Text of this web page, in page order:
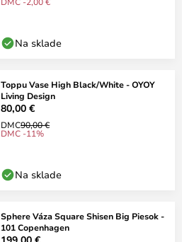
Na sklade
Toppu Vase High Black/White - OYOY
Living Design
80,00 €
DMC90,00 €
DMC -11%
Na sklade
Sphere Váza Square Shisen Big Piesok -
101 Copenhagen